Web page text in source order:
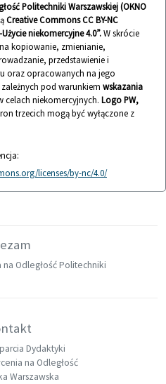
Politechniki Warszawskiej (OKNO
Creative Commons CC BY-NC
niekomercyjne 4.0”.W skrócie
kopiowanie, zmienianie,
przedstawienie i
oraz opracowanych na jego
pod warunkiem wskazania
celach niekomercyjnych. Logo PW,
trzecich mogą być wyłączone z
licenses/by-nc/4.0/
na Odległość Politechniki
Dydaktyki
na Odległość
Warszawska